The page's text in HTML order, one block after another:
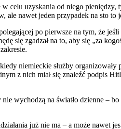
celu uzyskania od niego
ale nawet jeden przypadek na sto
po pierwsze na tym, że
się zgadzał na to, aby się „za
niemieckie służby
z nich miał się znaleźć podpis
wychodzą na światło dzienne –
już nie ma – a może